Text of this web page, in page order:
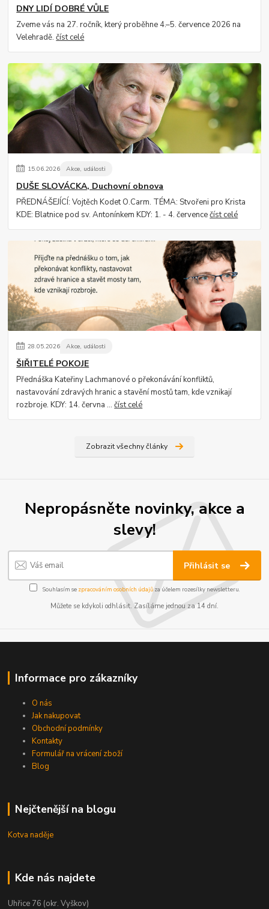
DNY LIDÍ DOBRÉ VŮLE
Zveme vás na 27. ročník, který proběhne 4.–5. července 2026 na
Velehradě.číst celé
15.06.2026 Akce, události
DUŠE SLOVÁCKA, Duchovní obnova
PŘEDNÁŠEJÍCÍ: Vojtěch Kodet O.Carm. TÉMA: Stvořeni pro Krista
KDE: Blatnice pod sv. Antonínkem KDY: 1. - 4. červencečíst celé
28.05.2026 Akce, události
ŠIŘITELÉ POKOJE
Přednáška Kateřiny Lachmanové o překonávání konfliktů,
nastavování zdravých hranic a stavění mostů tam, kde vznikají
rozbroje. KDY: 14. června ...číst celé
Zobrazit všechny články
Nepropásněte novinky, akce a
slevy!
Přihlásit se
Souhlasím se zpracováním osobních údajůza účelem rozesílky newsletteru.
Můžete se kdykoli odhlásit. Zasíláme jednou za 14 dní.
Informace pro zákazníky
O nás
Jak nakupovat
Obchodní podmínky
Kontakty
Formulář na vrácení zboží
Blog
Nejčtenější na blogu
Kotva naděje
Kde nás najdete
Uhřice 76 (okr. Vyškov)